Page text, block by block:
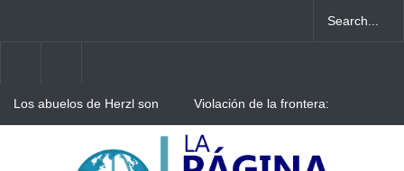
Los abuelos de Herzl son
Jerusalem, cumpliendo así
Violación de la frontera:
al Líbano
Arqueólogos descubren
tesoros de la Gran